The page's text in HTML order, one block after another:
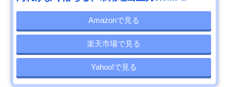
Amazonで見る
楽天市場で見る
Yahoo!で見る